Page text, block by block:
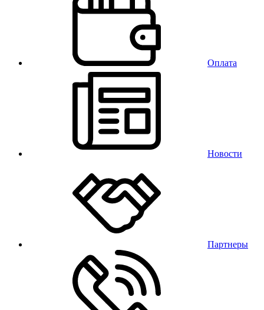
Оплата
Новости
Партнеры